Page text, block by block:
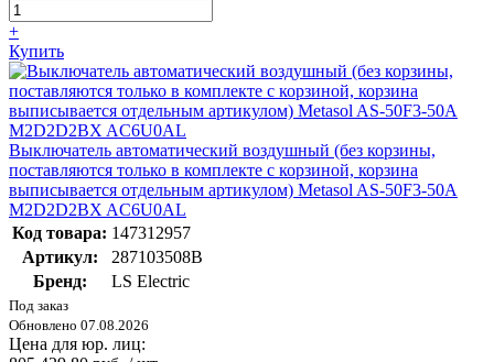
+
Купить
Выключатель автоматический воздушный (без корзины,
поставляются только в комплекте с корзиной, корзина
выписывается отдельным артикулом) Metasol AS-50F3-50A
M2D2D2BX AC6U0AL
Код товара: 147312957
Артикул:
287103508B
Бренд:
LS Electric
Под заказ
Обновлено 07.08.2026
Цена для юр. лиц: